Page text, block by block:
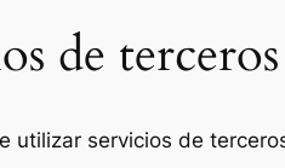
de
utilizar servicios de